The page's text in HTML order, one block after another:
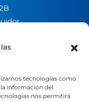
tecnologías como
información del
nos permitirá